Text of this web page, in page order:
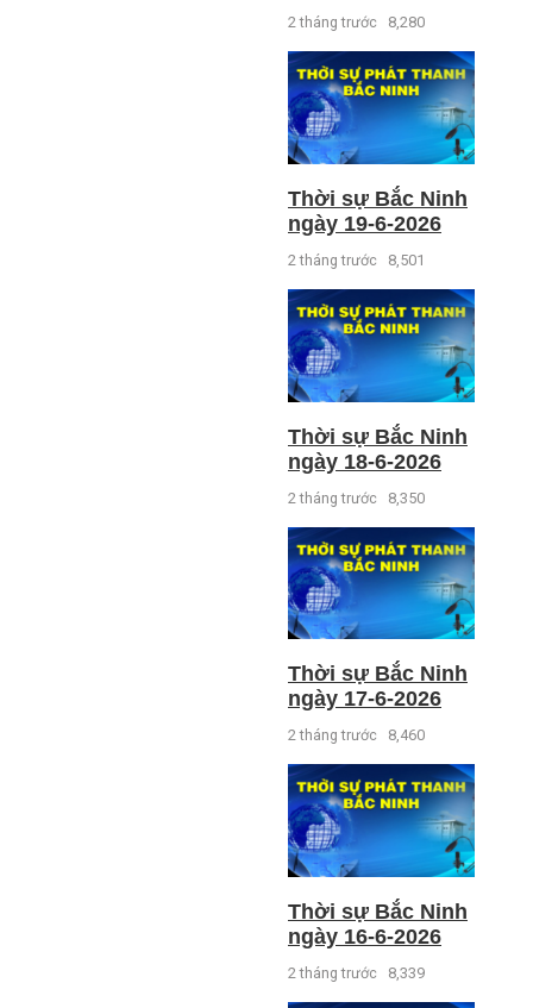
2 tháng trước 8,280
Thời sự Bắc Ninh
ngày 19-6-2026
2 tháng trước 8,501
Thời sự Bắc Ninh
ngày 18-6-2026
2 tháng trước 8,350
Thời sự Bắc Ninh
ngày 17-6-2026
2 tháng trước 8,460
Thời sự Bắc Ninh
ngày 16-6-2026
2 tháng trước 8,339